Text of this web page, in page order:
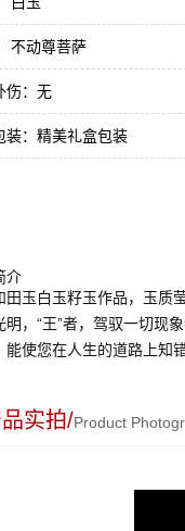
不动尊菩萨
： 无
： 精美礼盒包装
介
田玉白玉籽玉作品，玉质
明，“王”者，驾驭一切现
能使您在人生的道路上知
实拍/Product